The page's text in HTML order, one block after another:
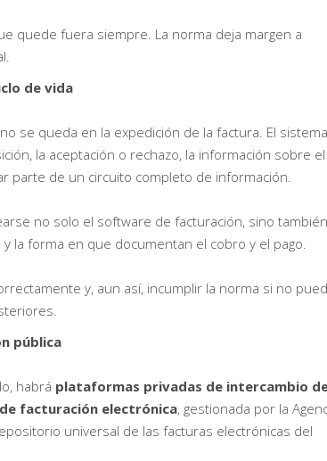
quede fuera siempre. La norma deja margen a
de vida
se queda en la expedición de la factura. El sistema
la aceptación o rechazo, la información sobre el
parte de un circuito completo de información.
no solo el software de facturación, sino también
la forma en que documentan el cobro y el pago.
y, aun así, incumplir la norma si no
pública
habrá plataformas privadas de intercambio
facturación electrónica, gestionada por la
universal de las facturas electrónicas del